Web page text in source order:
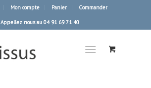
Mon compte Panier Commander
Appellez nous au 04 91 69 71 40